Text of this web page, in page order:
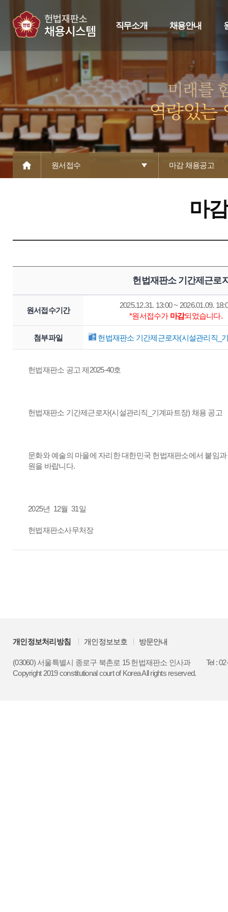
직무소개 채용안내
원서접수 마감 채용공고
마
헌법재판소 기간제근로
원서접수기간
2025.12.31. 13:00 ~ 2026.01.09.
*원서접수가 마감되었습니다.
첨부파일 헌법재판소 기간제근로자(시설관리직_
헌법재판소 공고 제2025-40호
헌법재판소 기간제근로자(시설관리직_기계파트장) 채용 공고
문화와 예술의 마을에 자리한 대한민국 헌법재판소에서 붙임
원을 바랍니다.
2025년 12월 31일
헌법재판소사무처장
개인정보처리방침 개인정보보호 방문안내
(03060) 서울특별시 종로구 북촌로 15 헌법재판소 인사과
Tel :
Copyright 2019 constitutional court of Korea All rights reserved.